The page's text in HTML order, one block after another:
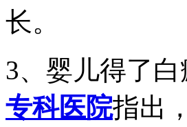
长。
3、婴儿得了
专科医院指出